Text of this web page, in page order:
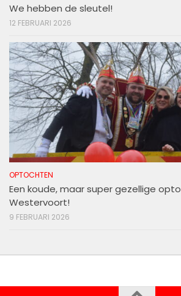
We hebben de sleutel!
12 FEBRUARI 2026
OPTOCHTEN
Een koude, maar super gezellige
Westervoort!
9 FEBRUARI 2026